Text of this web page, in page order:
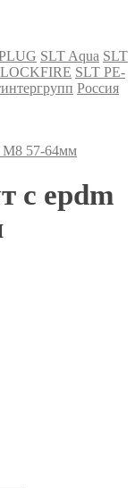
SLT Aqua SLT
SLT PE-
Россия
M8 57-64мм
с epdm